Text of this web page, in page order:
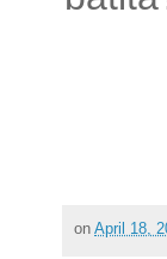
on April 18,